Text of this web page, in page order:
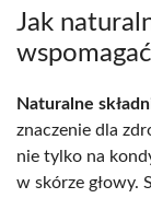
Jak
Naturalne
znaczenie dla
nie tylko na
w skórze głowy.